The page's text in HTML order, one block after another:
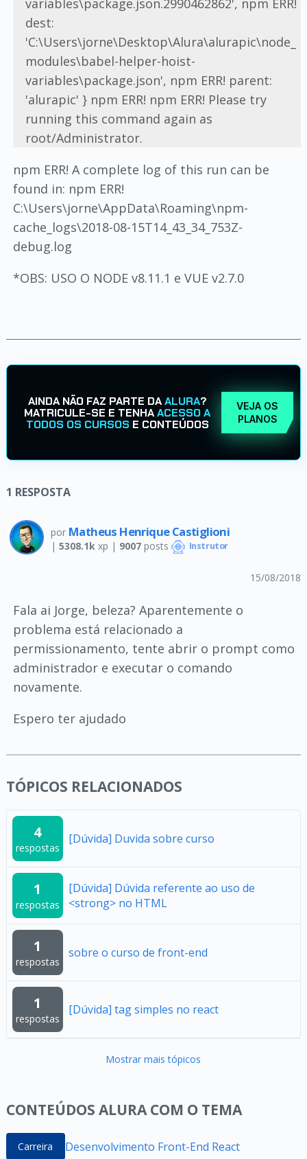
variables\package.json.2990462862', npm ERR!
dest:
'C:\Users\jorne\Desktop\Alura\alurapic\node_
modules\babel-helper-hoist-
variables\package.json', npm ERR! parent:
'alurapic' } npm ERR! npm ERR! Please try
running this command again as
root/Administrator.
npm ERR! A complete log of this run can be
found in: npm ERR!
C:\Users\jorne\AppData\Roaming\npm-
cache_logs\2018-08-15T14_43_34_753Z-
debug.log
*OBS: USO O NODE v8.11.1 e VUE v2.7.0
AINDA NÃO FAZ PARTE DAALURA?
MATRICULE-SE E TENHAACESSO A
TODOS OS CURSOS E CONTEÚDOS
VEJA OS
PLANOS
1 RESPOSTA
por Matheus Henrique Castiglioni
| 5308.1k xp | 9007posts Instrutor
15/08/2018
Fala ai Jorge, beleza? Aparentemente o
problema está relacionado a
permissionamento, tente abrir o prompt como
administrador e executar o comando
novamente.
Espero ter ajudado
TÓPICOS RELACIONADOS
4
respostas
[Dúvida] Duvida sobre curso
1
respostas
[Dúvida] Dúvida referente ao uso de
<strong> no HTML
1
respostas
sobre o curso de front-end
1
respostas
[Dúvida] tag simples no react
Mostrar mais tópicos
CONTEÚDOS ALURA COM O TEMA
Carreira Desenvolvimento Front-End React